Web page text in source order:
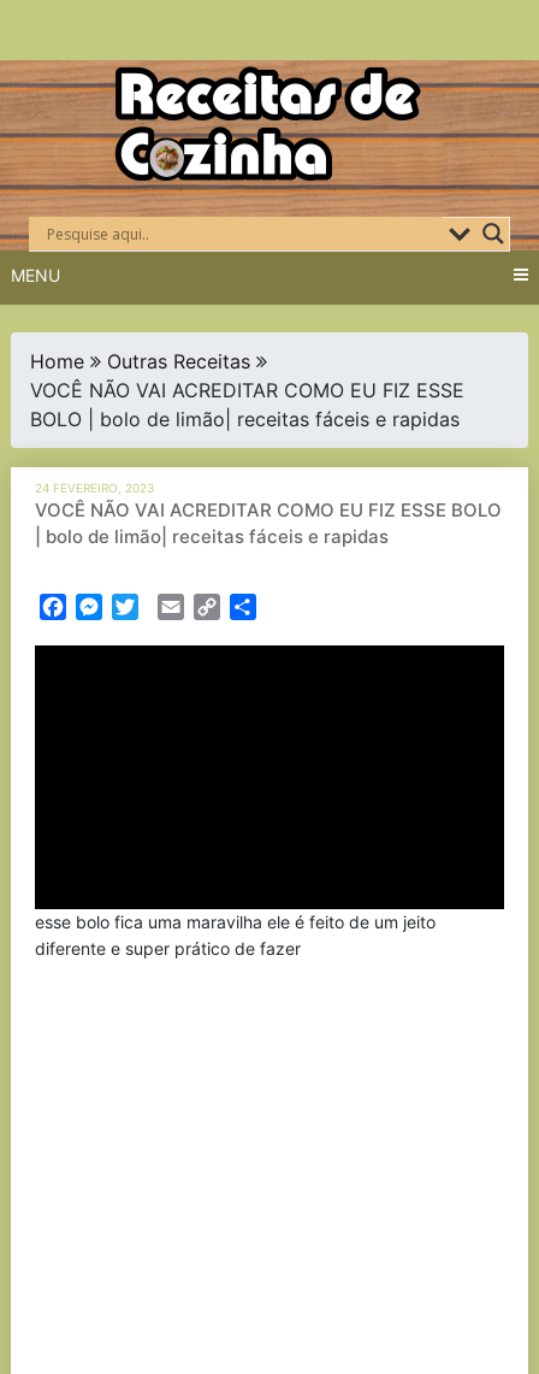
Skip
to
content
MENU
Home
Outras Receitas
VOCÊ NÃO VAI ACREDITAR COMO EU FIZ ESSE
BOLO | bolo de limão| receitas fáceis e rapidas
24 FEVEREIRO, 2023
VOCÊ NÃO VAI ACREDITAR COMO EU FIZ ESSE BOLO
| bolo de limão| receitas fáceis e rapidas
FacebookMessenger
TwitterEmail Copy
esse bolo fica uma maravilha ele é feito de um jeito
diferente e super prático de fazer